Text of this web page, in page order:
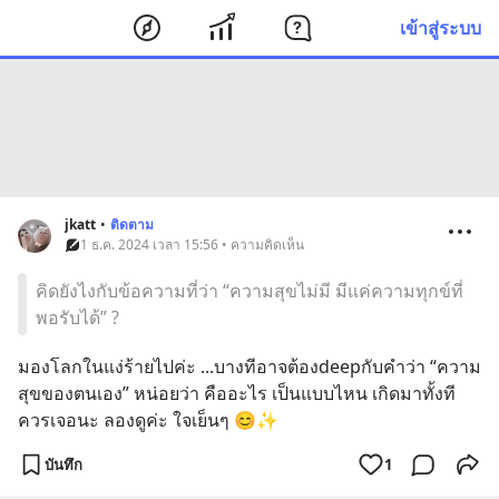
เข้าสู่ระบบ
jkatt • ติดตาม
1 ธ.ค. 2024 เวลา 15:56 • ความคิดเห็น
คิดยังไงกับข้อความที่ว่า “ความสุขไม่มี มีแค่ความทุกข์ที่
พอรับได้” ?
มองโลกในแง่ร้ายไปค่ะ ...บางทีอาจต้องdeepกับคำว่า “ความ
สุขของตนเอง” หน่อยว่า คืออะไร เป็นแบบไหน เกิดมาทั้งที
ควรเจอนะ ลองดูค่ะ ใจเย็นๆ 😊✨
บันทึก 1